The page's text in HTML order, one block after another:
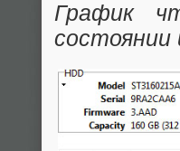
График
состоянии